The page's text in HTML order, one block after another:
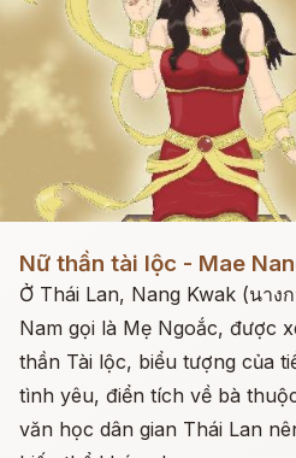
Nữ thần tài lộc - Mae
Ở Thái Lan, Nang Kwak (นาง
Nam gọi là Mẹ Ngoắc, được
thần Tài lộc, biểu tượng của
tình yêu, điển tích về bà
văn học dân gian Thái Lan